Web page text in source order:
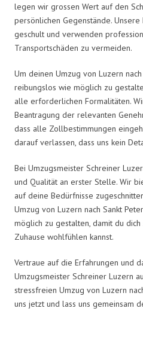
legen wir grossen Wert auf den
persönlichen Gegenstände.
geschult und verwenden
Transportschäden zu vermeiden.
Um deinen Umzug von Luzern
reibungslos wie möglich zu
alle erforderlichen Formalitäten.
Beantragung der relevanten
dass alle Zollbestimmungen
darauf verlassen, dass uns kein
Bei Umzugsmeister Schreiner
und Qualität an erster Stelle. Wir
auf deine Bedürfnisse
Umzug von Luzern nach Sankt
möglich zu gestalten, damit du
Zuhause wohlfühlen kannst.
Vertraue auf die Erfahrungen und
Umzugsmeister Schreiner Luzern
stressfreien Umzug von Luzern
uns jetzt und lass uns gemeinsam